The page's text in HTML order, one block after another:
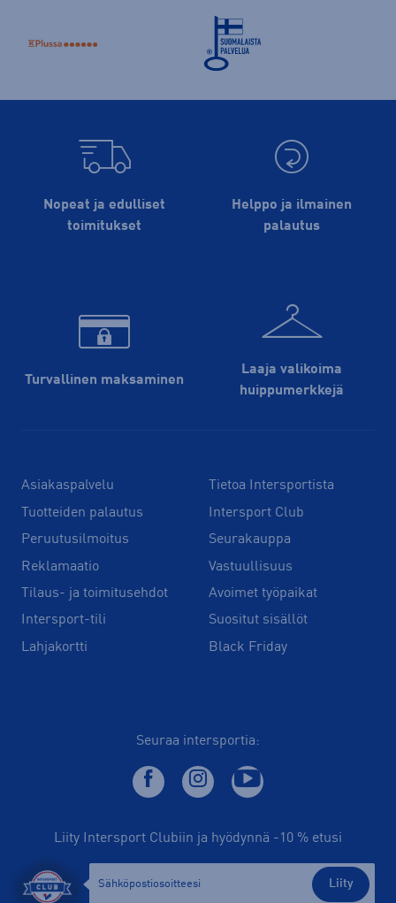
Nopeat ja edulliset
toimitukset
Helppo ja ilmainen
palautus
Turvallinen maksaminen
Laaja valikoima
huippu­merkkejä
Asiakaspalvelu
Tuotteiden palautus
Peruutusilmoitus
Reklamaatio
Tilaus- ja toimitusehdot
Intersport-tili
Lahjakortti
Tietoa Intersportista
Intersport Club
Seurakauppa
Vastuullisuus
Avoimet työpaikat
Suositut sisällöt
Black Friday
Seuraa intersportia:
Liity Intersport Clubiin ja hyödynnä -10 % etusi
Liity